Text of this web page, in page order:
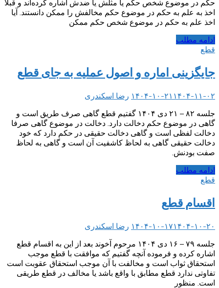
حکم در موضوع شخص حکم یا مثلش یا ضدش اشاره کرده‌اند و قبلا
اخذ به علم به حکم در موضوع حکم مخالفش را ممکن دانستند. آیا
اخذ علم به حکم در موضوع شخص حکم ممکن
ادامه مطلب
قطع
جایگزینی اماره و اصول عملیه به جای قطع
۱۴۰۴-۱۰-۲۱ ۱۴۰۴-۱۱-۰۲
رضا اسکندری
جلسه ۸۲ – ۲۱ دی ۱۴۰۴ گفتیم قطع گاهی صرف طریق است و
گاهی در موضوع حکم دخالت دارد. دخالت در موضوع گاهی صرفا
دخالت لفظی است و گاهی دخالت حقیقی در حکم دارد که خود
دخالت حقیقی گاهی به لحاظ کاشفیت آن است و گاهی به لحاظ
صفت بودنش.
ادامه مطلب
قطع
اقسام قطع
۱۴۰۴-۱۰-۱۷۱۴۰۴-۱۰-۲۰
رضا اسکندری
جلسه ۷۹ – ۱۶ دی ۱۴۰۴ مرحوم آخوند بعد از این به اقسام قطع
اشاره کرده‌ و فرموده آنچه گفتیم که موافقت با قطع موجب
استحقاق ثواب است و مخالفت با آن موجب استحقاق عقوبت است
تفاوتی ندارد قطع مطابق با واقع باشد یا مخالف در قطع طریقی
است. منظور